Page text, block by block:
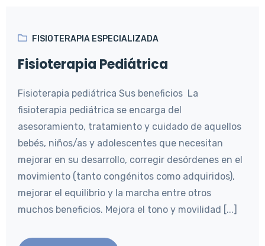
FISIOTERAPIA ESPECIALIZADA
Fisioterapia Pediátrica
Fisioterapia pediátrica Sus beneficios La
fisioterapia pediátrica se encarga del
asesoramiento, tratamiento y cuidado de aquellos
bebés, niños/as y adolescentes que necesitan
mejorar en su desarrollo, corregir desórdenes en el
movimiento (tanto congénitos como adquiridos),
mejorar el equilibrio y la marcha entre otros
muchos beneficios. Mejora el tono y movilidad [...]